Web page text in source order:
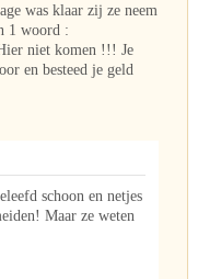
was klaar zij ze neem
1 woord :
niet komen !!! Je
en besteed je geld
schoon en netjes
Maar ze weten